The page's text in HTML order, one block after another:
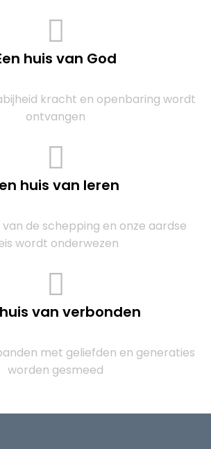
huis van God
kracht en openbaring wordt
ontvangen
huis van leren
de schepping en onze aardse
wordt onderwezen
van verbonden
met geliefden en generaties
worden gesmeed